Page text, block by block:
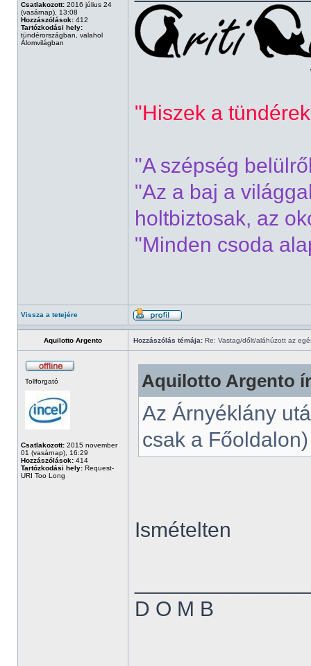
Csatlakozott: 2016 július 24
(vasárnap), 13:08
Hozzászólások: 412
Tartózkodási hely:
tündérországban, valahol
Álomvilágban
"Hiszek a
"A szépség
"Az a baj a
holtbiztosak, az
"Minden csoda
Vissza a tetejére
Aquilotto Argento Hozzászólás témája: Re: Vastag/dőlt/aláhúzott az
Tollforgató
Csatlakozott: 2015 november
01 (vasárnap), 16:29
Hozzászólások: 414
Tartózkodási hely: Request-
URI Too Long
Aquilotto Argento
Az Árnyéklány
csak a Főoldalon)
Ismételten
D O M B